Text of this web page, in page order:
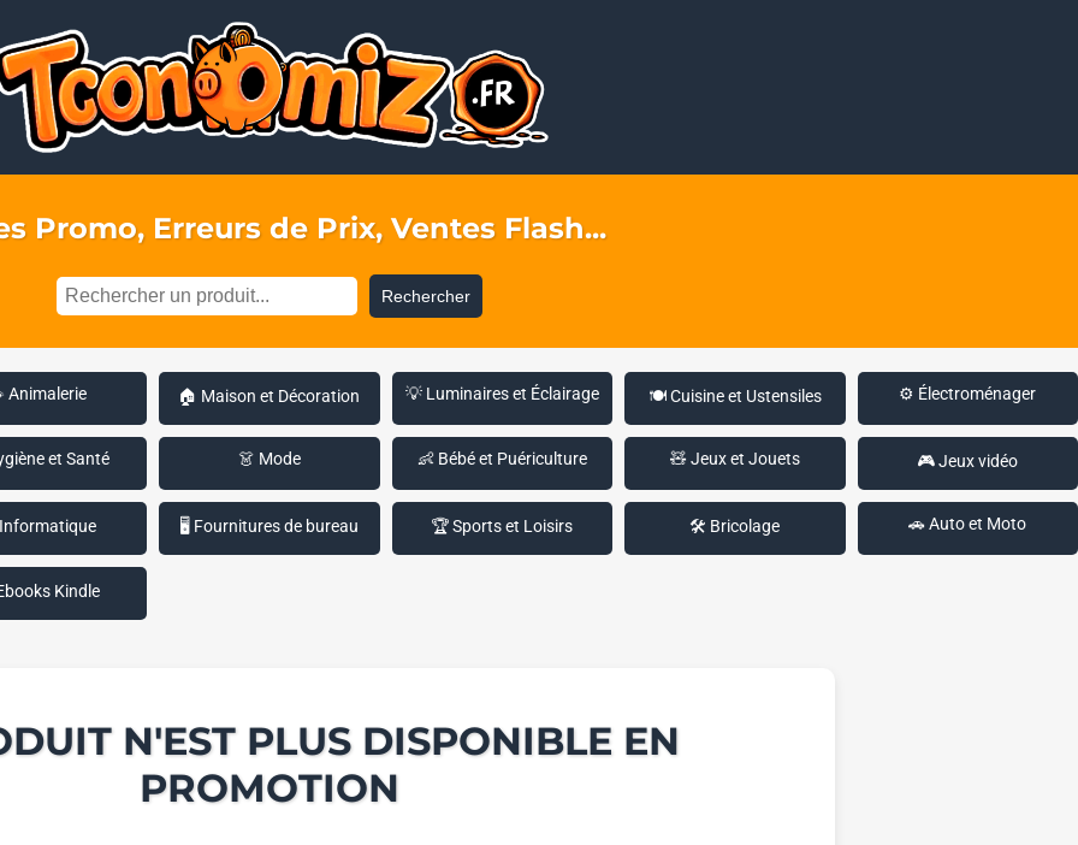
Promo, Erreurs de Prix, Ventes Flash...
Rechercher
Animalerie 🏠 Maison et Décoration 💡 Luminaires et Éclairage 🍽️ Cuisine et Ustensiles ⚙️ Électroménager
et Santé 👗 Mode 👶 Bébé et Puériculture 🧸 Jeux et Jouets 🎮 Jeux vidéo
🖥️ Fournitures de bureau 🏆 Sports et Loisirs 🛠️ Bricolage 🚗 Auto et Moto
Kindle
N'EST PLUS DISPONIBLE EN
PROMOTION